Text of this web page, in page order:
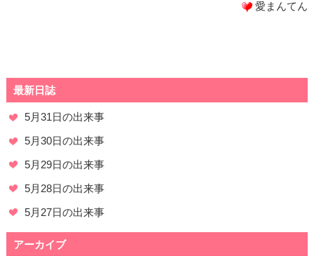
愛まんてん
最新日誌
5月31日の出来事
5月30日の出来事
5月29日の出来事
5月28日の出来事
5月27日の出来事
アーカイブ